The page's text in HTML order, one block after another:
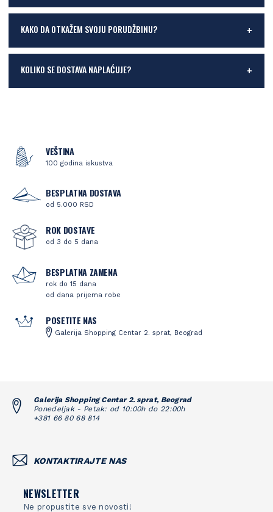
KAKO DA OTKAŽEM SVOJU PORUDŽBINU?
KOLIKO SE DOSTAVA NAPLAĆUJE?
VEŠTINA
100 godina iskustva
BESPLATNA DOSTAVA
od 5.000 RSD
ROK DOSTAVE
od 3 do 5 dana
BESPLATNA ZAMENA
rok do 15 dana
od dana prijema robe
POSETITE NAS
Galerija Shopping Centar 2. sprat, Beograd
Galerija Shopping Centar 2. sprat, Beograd
Ponedeljak - Petak: od 10:00h do 22:00h
+381 66 80 68 814
KONTAKTIRAJTE NAS
NEWSLETTER
Ne propustite sve novosti!